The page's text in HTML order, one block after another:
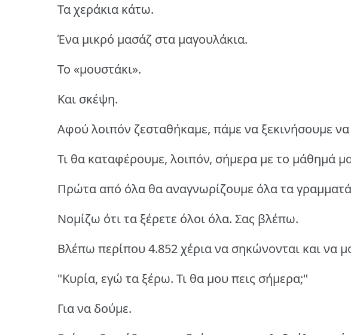
Τα χεράκια κάτω.
Ένα μικρό μασάζ στα μαγουλάκια.
Το «μουστάκι».
Και σκέψη.
Αφού λοιπόν ζεσταθήκαμε, πάμε να ξεκινήσουμε
Τι θα καταφέρουμε, λοιπόν, σήμερα με το μάθημά
Πρώτα από όλα θα αναγνωρίζουμε όλα τα
Νομίζω ότι τα ξέρετε όλοι όλα. Σας βλέπω.
Βλέπω περίπου 4.852 χέρια να σηκώνονται και να
"Κυρία, εγώ τα ξέρω. Τι θα μου πεις σήμερα;"
Για να δούμε.